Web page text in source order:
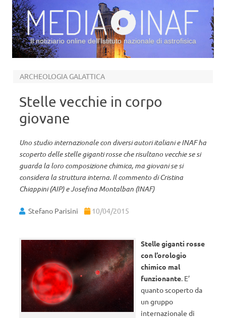
Il notiziario online dell’Istituto nazionale di astrofisica
ARCHEOLOGIA GALATTICA
Stelle vecchie in corpo
giovane
Uno studio internazionale con diversi autori italiani e INAF ha
scoperto delle stelle giganti rosse che risultano vecchie se si
guarda la loro composizione chimica, ma giovani se si
considera la struttura interna. Il commento di Cristina
Chiappini (AIP) e Josefina Montalban (INAF)
Stefano Parisini 10/04/2015
Stelle giganti rosse
con l’orologio
chimico mal
funzionante. E’
quanto scoperto da
un gruppo
internazionale di